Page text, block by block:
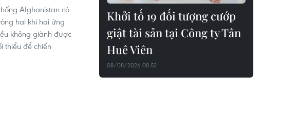
Afghanistan có
hai khi hai ứng
không giành được
thiểu để chiến
Khởi tố 19 đối tượng cướp
giật tài sản tại Công ty Tân
Huê Viên
08/08/2026 08:52